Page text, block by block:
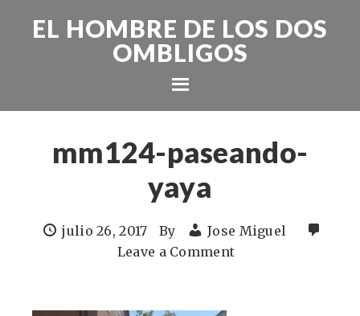
EL HOMBRE DE LOS DOS
OMBLIGOS
mm124-paseando-
yaya
julio 26, 2017 By
Jose Miguel
Leave a Comment